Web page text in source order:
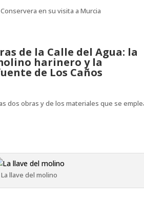
en su visita a Murcia
de la Calle del Agua: la
harinero y la
de Los Caños
dos obras y de los materiales que se
La llave del molino